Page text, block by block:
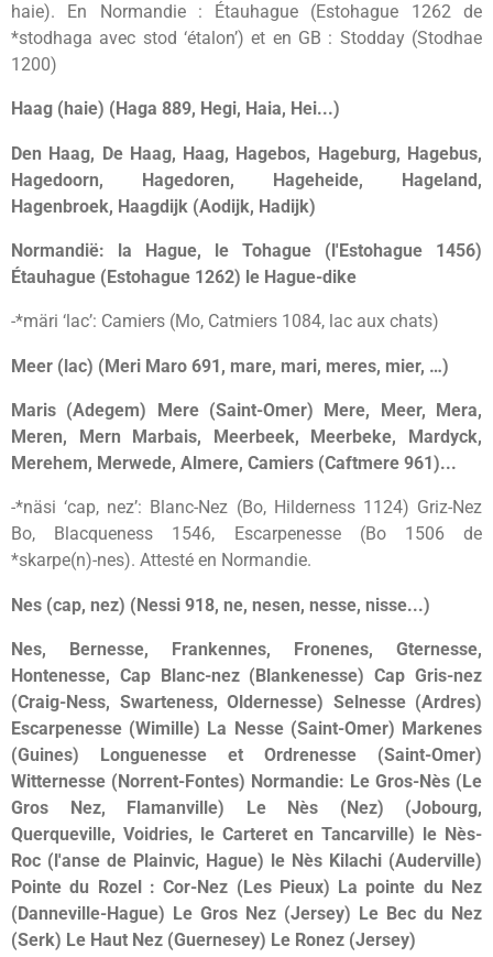
haie). En Normandie : Étauhague (Estohague 1262 de
*stodhaga avec stod ‘étalon’) et en GB : Stodday (Stodhae
1200)
Haag (haie) (Haga 889, Hegi, Haia, Hei...)
Den Haag, De Haag, Haag, Hagebos, Hageburg, Hagebus,
Hagedoorn, Hagedoren, Hageheide, Hageland,
Hagenbroek, Haagdijk (Aodijk, Hadijk)
Normandië: la Hague, le Tohague (l'Estohague 1456)
Étauhague (Estohague 1262) le Hague-dike
-*märi ‘lac’: Camiers (Mo, Catmiers 1084, lac aux chats)
Meer (lac) (Meri Maro 691, mare, mari, meres, mier, …)
Maris (Adegem) Mere (Saint-Omer) Mere, Meer, Mera,
Meren, Mern Marbais, Meerbeek, Meerbeke, Mardyck,
Merehem, Merwede, Almere, Camiers (Caftmere 961)...
-*näsi ‘cap, nez’: Blanc-Nez (Bo, Hilderness 1124) Griz-Nez
Bo, Blacqueness 1546, Escarpenesse (Bo 1506 de
*skarpe(n)-nes). Attesté en Normandie.
Nes (cap, nez) (Nessi 918, ne, nesen, nesse, nisse...)
Nes, Bernesse, Frankennes, Fronenes, Gternesse,
Hontenesse, Cap Blanc-nez (Blankenesse) Cap Gris-nez
(Craig-Ness, Swarteness, Oldernesse) Selnesse (Ardres)
Escarpenesse (Wimille) La Nesse (Saint-Omer) Markenes
(Guines) Longuenesse et Ordrenesse (Saint-Omer)
Witternesse (Norrent-Fontes) Normandie: Le Gros-Nès (Le
Gros Nez, Flamanville) Le Nès (Nez) (Jobourg,
Querqueville, Voidries, le Carteret en Tancarville) le Nès-
Roc (l'anse de Plainvic, Hague) le Nès Kilachi (Auderville)
Pointe du Rozel : Cor-Nez (Les Pieux) La pointe du Nez
(Danneville-Hague) Le Gros Nez (Jersey) Le Bec du Nez
(Serk) Le Haut Nez (Guernesey) Le Ronez (Jersey)